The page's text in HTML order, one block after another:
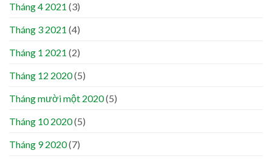
Tháng 4 2021 (3)
Tháng 3 2021 (4)
Tháng 1 2021 (2)
Tháng 12 2020(5)
Tháng mười một 2020(5)
Tháng 10 2020(5)
Tháng 9 2020(7)